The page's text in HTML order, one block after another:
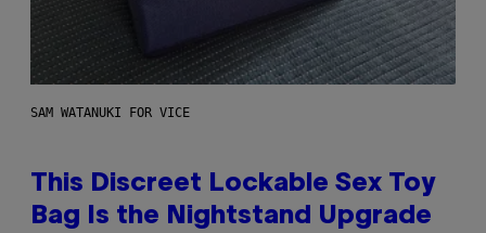
SAM WATANUKI FOR VICE
This Discreet Lockable Sex Toy
Bag Is the Nightstand Upgrade